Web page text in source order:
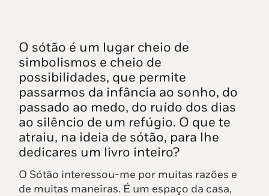
O sótão é um lugar cheio de
simbolismos e cheio de
possibilidades, que permite
passarmos da infância ao sonho, do
passado ao medo, do ruído dos dias
ao silêncio de um refúgio. O que te
atraiu, na ideia de sótão, para lhe
dedicares um livro inteiro?
O Sótão interessou-me por muitas razões e
de muitas maneiras. É um espaço da casa,